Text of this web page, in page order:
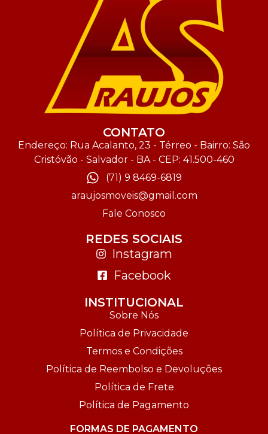
CONTATO
Endereço: Rua Acalanto, 23 - Térreo - Bairro: São
Cristóvão - Salvador - BA - CEP: 41.500-460
(71) 9 8469-6819
araujosmoveis@gmail.com
Fale Conosco
REDES SOCIAIS
Instagram
Facebook
INSTITUCIONAL
Sobre Nós
Política de Privacidade
Termos e Condições
Política de Reembolso e Devoluções
Política de Frete
Política de Pagamento
FORMAS DE PAGAMENTO